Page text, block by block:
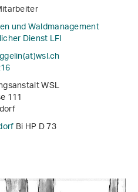
und Waldmanagement
Dienst LFI
.ch
WSL
111
Bi HP D 73